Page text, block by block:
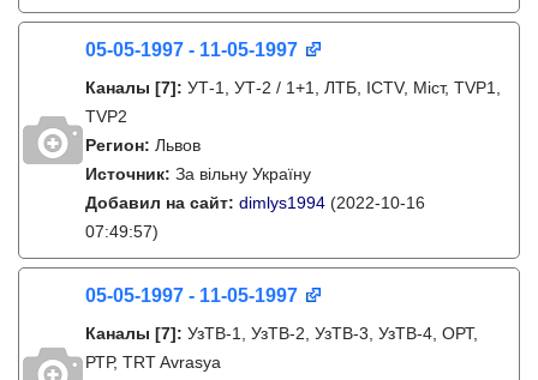
05-05-1997 - 11-05-1997
Каналы [7]: УТ-1, УТ-2 / 1+1, ЛТБ, ICTV, Міст, TVP1,
TVP2
Регион: Львов
Источник: За вільну Україну
Добавил на сайт: dimlys1994 (2022-10-16
07:49:57)
05-05-1997 - 11-05-1997
Каналы [7]: УзТВ-1, УзТВ-2, УзТВ-3, УзТВ-4, ОРТ,
РТР, TRT Avrasya